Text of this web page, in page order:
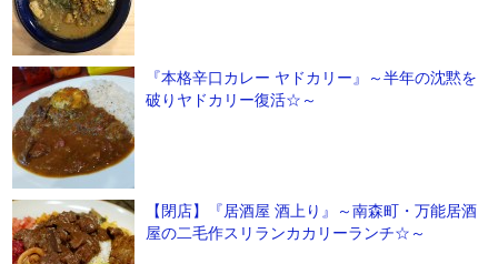
『本格辛口カレー ヤドカリー』～半年の沈黙を
破りヤドカリー復活☆～
【閉店】『居酒屋 酒上り』～南森町・万能居酒
屋の二毛作スリランカカリーランチ☆～